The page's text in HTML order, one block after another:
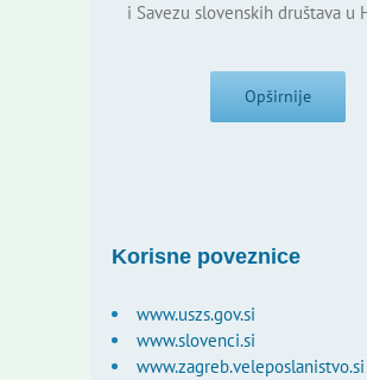
i Savezu slovenskih društava u
Opširnije
Korisne poveznice
www.uszs.gov.si
www.slovenci.si
www.zagreb.veleposlanistvo.si